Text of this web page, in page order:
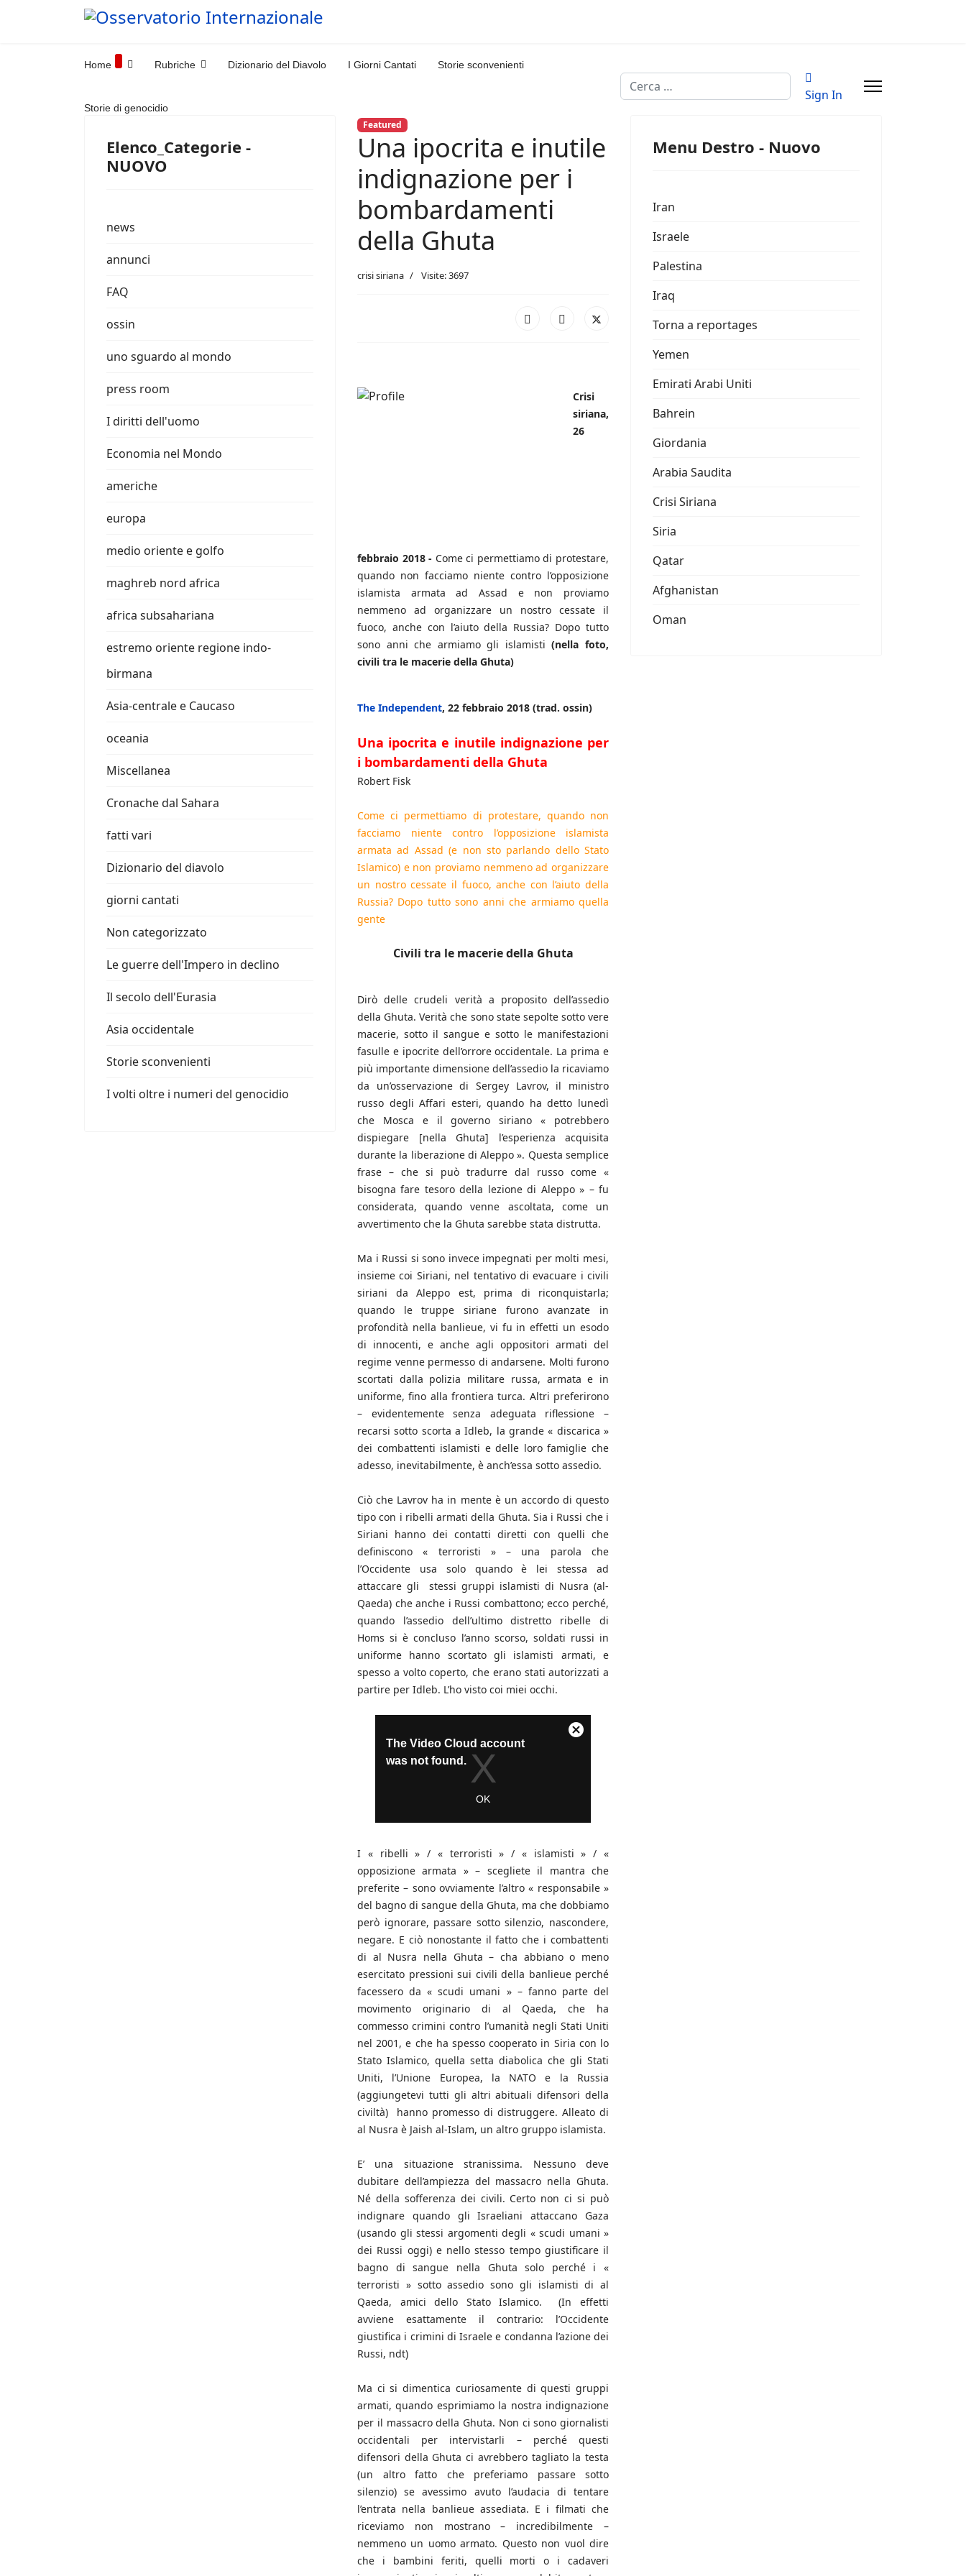
Home Rubriche Dizionario del Diavolo I Giorni Cantati Storie sconvenienti
Storie di genocidio
Cerca
Sign In
Elenco_Categorie -
NUOVO
news
annunci
FAQ
ossin
uno sguardo al mondo
press room
I diritti dell'uomo
Economia nel Mondo
americhe
europa
medio oriente e golfo
maghreb nord africa
africa subsahariana
estremo oriente regione indo-
birmana
Asia-centrale e Caucaso
oceania
Miscellanea
Cronache dal Sahara
fatti vari
Dizionario del diavolo
giorni cantati
Non categorizzato
Le guerre dell'Impero in declino
Il secolo dell'Eurasia
Asia occidentale
Storie sconvenienti
I volti oltre i numeri del genocidio
Featured
Una ipocrita e inutile
indignazione per i
bombardamenti
della Ghuta
crisi siriana Visite: 3697
Crisi
siriana,
26
febbraio 2018 - Come ci permettiamo di protestare,
quando non facciamo niente contro l’opposizione
islamista armata ad Assad e non proviamo
nemmeno ad organizzare un nostro cessate il
fuoco, anche con l’aiuto della Russia? Dopo tutto
sono anni che armiamo gli islamisti(nella foto,
civili tra le macerie della Ghuta)
The Independent, 22 febbraio 2018 (trad. ossin)
Una ipocrita e inutile indignazione per
i bombardamenti della Ghuta
Robert Fisk
Come ci permettiamo di protestare, quando non
facciamo niente contro l’opposizione islamista
armata ad Assad (e non sto parlando dello Stato
Islamico) e non proviamo nemmeno ad organizzare
un nostro cessate il fuoco, anche con l’aiuto della
Russia? Dopo tutto sono anni che armiamo quella
gente
Civili tra le macerie della Ghuta
Dirò delle crudeli verità a proposito dell’assedio
della Ghuta. Verità che sono state sepolte sotto vere
macerie, sotto il sangue e sotto le manifestazioni
fasulle e ipocrite dell’orrore occidentale. La prima e
più importante dimensione dell’assedio la ricaviamo
da un’osservazione di Sergey Lavrov, il ministro
russo degli Affari esteri, quando ha detto lunedì
che Mosca e il governo siriano « potrebbero
dispiegare [nella Ghuta] l’esperienza acquisita
durante la liberazione di Aleppo ». Questa semplice
frase – che si può tradurre dal russo come «
bisogna fare tesoro della lezione di Aleppo » – fu
considerata, quando venne ascoltata, come un
avvertimento che la Ghuta sarebbe stata distrutta.
Ma i Russi si sono invece impegnati per molti mesi,
insieme coi Siriani, nel tentativo di evacuare i civili
siriani da Aleppo est, prima di riconquistarla;
quando le truppe siriane furono avanzate in
profondità nella banlieue, vi fu in effetti un esodo
di innocenti, e anche agli oppositori armati del
regime venne permesso di andarsene. Molti furono
scortati dalla polizia militare russa, armata e in
uniforme, fino alla frontiera turca. Altri preferirono
– evidentemente senza adeguata riflessione –
recarsi sotto scorta a Idleb, la grande « discarica »
dei combattenti islamisti e delle loro famiglie che
adesso, inevitabilmente, è anch’essa sotto assedio.
Ciò che Lavrov ha in mente è un accordo di questo
tipo con i ribelli armati della Ghuta. Sia i Russi che i
Siriani hanno dei contatti diretti con quelli che
definiscono « terroristi » – una parola che
l’Occidente usa solo quando è lei stessa ad
attaccare gli stessi gruppi islamisti di Nusra (al-
Qaeda) che anche i Russi combattono; ecco perché,
quando l’assedio dell’ultimo distretto ribelle di
Homs si è concluso l’anno scorso, soldati russi in
uniforme hanno scortato gli islamisti armati, e
spesso a volto coperto, che erano stati autorizzati a
partire per Idleb. L’ho visto coi miei occhi.
I « ribelli » / « terroristi » / « islamisti » / «
opposizione armata » – scegliete il mantra che
preferite – sono ovviamente l’altro « responsabile »
del bagno di sangue della Ghuta, ma che dobbiamo
però ignorare, passare sotto silenzio, nascondere,
negare. E ciò nonostante il fatto che i combattenti
di al Nusra nella Ghuta – cha abbiano o meno
esercitato pressioni sui civili della banlieue perché
facessero da « scudi umani » – fanno parte del
movimento originario di al Qaeda, che ha
commesso crimini contro l’umanità negli Stati Uniti
nel 2001, e che ha spesso cooperato in Siria con lo
Stato Islamico, quella setta diabolica che gli Stati
Uniti, l’Unione Europea, la NATO e la Russia
(aggiungetevi tutti gli altri abituali difensori della
civiltà) hanno promesso di distruggere. Alleato di
al Nusra è Jaish al-Islam, un altro gruppo islamista.
E’ una situazione stranissima. Nessuno deve
dubitare dell’ampiezza del massacro nella Ghuta.
Né della sofferenza dei civili. Certo non ci si può
indignare quando gli Israeliani attaccano Gaza
(usando gli stessi argomenti degli « scudi umani »
dei Russi oggi) e nello stesso tempo giustificare il
bagno di sangue nella Ghuta solo perché i «
terroristi » sotto assedio sono gli islamisti di al
Qaeda, amici dello Stato Islamico. (In effetti
avviene esattamente il contrario: l’Occidente
giustifica i crimini di Israele e condanna l’azione dei
Russi, ndt)
Ma ci si dimentica curiosamente di questi gruppi
armati, quando esprimiamo la nostra indignazione
per il massacro della Ghuta. Non ci sono giornalisti
occidentali per intervistarli – perché questi
difensori della Ghuta ci avrebbero tagliato la testa
(un altro fatto che preferiamo passare sotto
silenzio) se avessimo avuto l’audacia di tentare
l’entrata nella banlieue assediata. E i filmati che
riceviamo non mostrano – incredibilmente –
nemmeno un uomo armato. Questo non vuol dire
che i bambini feriti, quelli morti o i cadaveri
Menu Destro - Nuovo
Iran
Israele
Palestina
Iraq
Torna a reportages
Yemen
Emirati Arabi Uniti
Bahrein
Giordania
Arabia Saudita
Crisi Siriana
Siria
Qatar
Afghanistan
Oman